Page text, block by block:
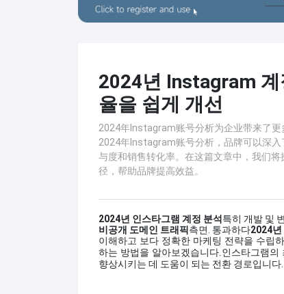
2024년 Instagram
율을 쉽게 개선
2024年Instagram账号分析为企业带来了
2024年Instagram账号分析，品牌可以深
与度和销售转化率。在这篇文章中，我们
径，帮助品牌提高效益。
2024년 인스타그램 계정 분석 특히 개발 및
비공개 도메인 트래픽측면. 통과하다2024년
이해하고 보다 정확한 마케팅 전략을 수립
하는 방법을 알아보겠습니다.인스타그램의
향상시키는 데 도움이 되는 전환 경로입니다.